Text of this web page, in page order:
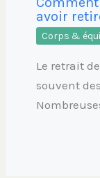
avoir
Corps &
Le retrait
souvent